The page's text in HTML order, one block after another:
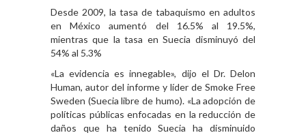
Desde 2009, la tasa de tabaquismo en adultos
en México aumentó del 16.5% al 19.5%,
mientras que la tasa en Suecia disminuyó del
54% al 5.3%
«La evidencia es innegable», dijo el Dr. Delon
Human, autor del informe y líder de Smoke Free
Sweden (Suecia libre de humo). «La adopción de
políticas públicas enfocadas en la reducción de
daños que ha tenido Suecia ha disminuido